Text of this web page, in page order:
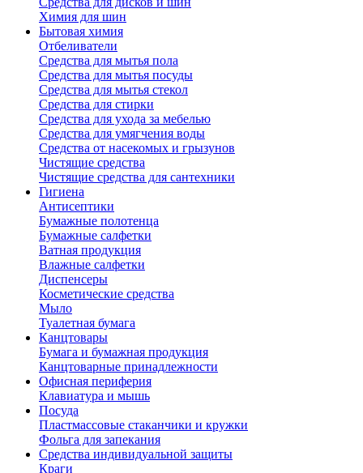
Химия для шин
Бытовая химия
Отбеливатели
Средства для мытья пола
Средства для мытья посуды
Средства для мытья стекол
Средства для стирки
Средства для ухода за мебелью
Средства для умягчения воды
Средства от насекомых и грызунов
Чистящие средства
Чистящие средства для сантехники
Гигиена
Антисептики
Бумажные полотенца
Бумажные салфетки
Ватная продукция
Влажные салфетки
Диспенсеры
Косметические средства
Мыло
Туалетная бумага
Канцтовары
Бумага и бумажная продукция
Канцтоварные принадлежности
Офисная периферия
Клавиатура и мышь
Посуда
Пластмассовые стаканчики и кружки
Фольга для запекания
Средства индивидуальной защиты
Краги